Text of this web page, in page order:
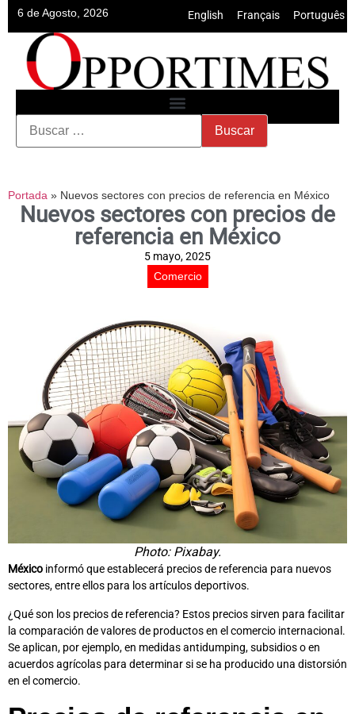
6 de Agosto, 2026 English Français Português
Portada » Nuevos sectores con precios de referencia en México
Nuevos sectores con precios de
referencia en México
5 mayo, 2025
Comercio
Photo: Pixabay.
México informó que establecerá precios de referencia para nuevos
sectores, entre ellos para los artículos deportivos.
¿Qué son los precios de referencia? Estos precios sirven para facilitar
la comparación de valores de productos en el comercio internacional.
Se aplican, por ejemplo, en medidas antidumping, subsidios o en
acuerdos agrícolas para determinar si se ha producido una distorsión
en el comercio.